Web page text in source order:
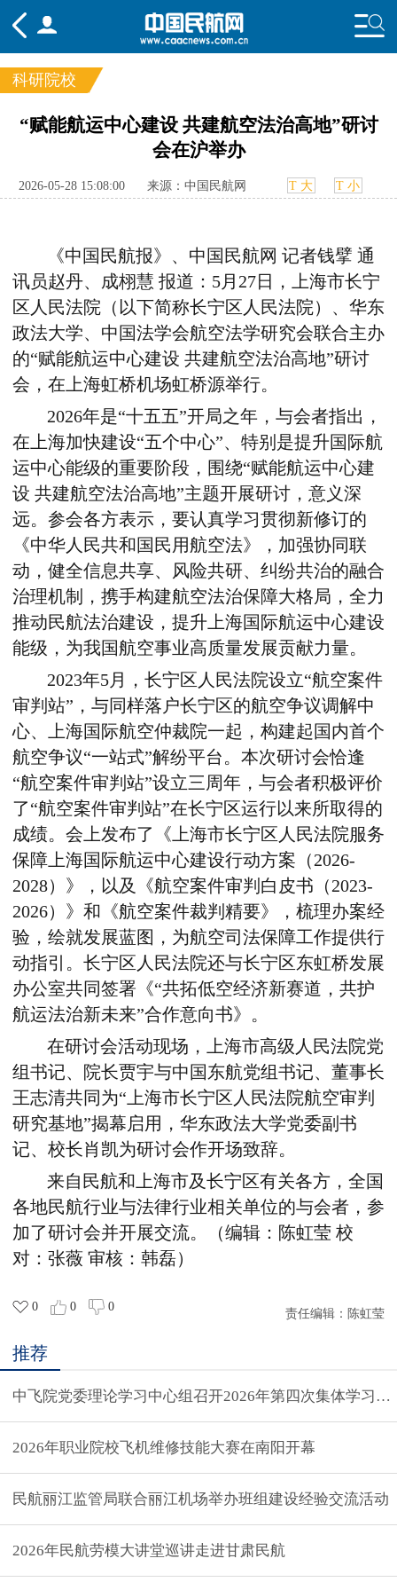
频道
国内
航图 智库 专题 舆情
科研院校
“赋能航运中心建设 共建航空法治高地”研讨
会在沪举办
2026-05-28 15:08:00 来源：中国民航网 T 大 T 小
《中国民航报》、中国民航网 记者钱擘 通
讯员赵丹、成栩慧 报道： 5月 27日，上海市长宁
区人民法院（以下简称长宁区人民法院）、华东
政法大学、中国法学会航空法学研究会联合主办
的“赋能航运中心建设 共建航空法治高地”研讨
会，在上海虹桥机场虹桥源举行。
2026年是“十五五”开局之年，与会者指出，
在上海加快建设“五个中心”、特别是提升国际航
运中心能级的重要阶段，围绕“赋能航运中心建
设 共建航空法治高地”主题开展研讨，意义深
远。参会各方表示，要认真学习贯彻新修订的
《中华人民共和国民用航空法》，加强协同联
动，健全信息共享、风险共研、纠纷共治的融合
治理机制，携手构建航空法治保障大格局，全力
推动民航法治建设，提升上海国际航运中心建设
能级，为我国航空事业高质量发展贡献力量。
2023年5月，长宁区人民法院设立“航空案件
审判站”，与同样落户长宁区的航空争议调解中
心、上海国际航空仲裁院一起，构建起国内首个
航空争议“一站式”解纷平台。本次研讨会恰逢
“航空案件审判站”设立三周年，与会者积极评价
了“航空案件审判站”在长宁区运行以来所取得的
成绩。会上发布了《上海市长宁区人民法院服务
保障上海国际航运中心建设行动方案（2026-
2028）》，以及《航空案件审判白皮书（2023-
2026）》和《航空案件裁判精要》，梳理办案经
验，绘就发展蓝图，为航空司法保障工作提供行
动指引。长宁区人民法院还与长宁区东虹桥发展
办公室共同签署《“共拓低空经济新赛道，共护
航运法治新未来”合作意向书》。
在研讨会活动现场，上海市高级人民法院党
组书记、院长贾宇与中国东航党组书记、董事长
王志清共同为“上海市长宁区人民法院航空审判
研究基地”揭幕启用，华东政法大学党委副书
记、校长肖凯为研讨会作开场致辞。
来自民航和上海市及长宁区有关各方，全国
各地民航行业与法律行业相关单位的与会者，参
加了研讨会并开展交流。（编辑：陈虹莹 校
对：张薇 审核：韩磊）
0 0 0
责任编辑： 陈虹莹
推荐
中飞院党委理论学习中心组召开2026年第四次集体学习（
2026年职业院校飞机维修技能大赛在南阳开幕
民航丽江监管局联合丽江机场举办班组建设经验交流活动
2026年民航劳模大讲堂巡讲走进甘肃民航